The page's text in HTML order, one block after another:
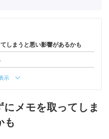
しまうと悪い影響があるかも
示
メモを取ってしま
も